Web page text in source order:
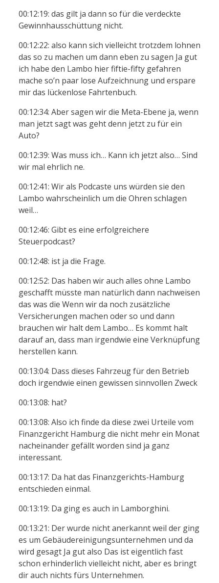
00:12:19: das gilt ja dann so für die verdeckte
Gewinnhausschüttung nicht.
00:12:22: also kann sich vielleicht trotzdem lohnen
das so zu machen um dann eben zu sagen Ja gut
ich habe den Lambo hier fiftie-fifty gefahren
mache so’n paar lose Aufzeichnung und erspare
mir das lückenlose Fahrtenbuch.
00:12:34: Aber sagen wir die Meta-Ebene ja, wenn
man jetzt sagt was geht denn jetzt zu für ein
Auto?
00:12:39: Was muss ich… Kann ich jetzt also… Sind
wir mal ehrlich ne.
00:12:41: Wir als Podcaste uns würden sie den
Lambo wahrscheinlich um die Ohren schlagen
weil…
00:12:46: Gibt es eine erfolgreichere
Steuerpodcast?
00:12:48: ist ja die Frage.
00:12:52: Das haben wir auch alles ohne Lambo
geschafft müsste man natürlich dann nachweisen
das was die Wenn wir da noch zusätzliche
Versicherungen machen oder so und dann
brauchen wir halt dem Lambo… Es kommt halt
darauf an, dass man irgendwie eine Verknüpfung
herstellen kann.
00:13:04: Dass dieses Fahrzeug für den Betrieb
doch irgendwie einen gewissen sinnvollen Zweck
00:13:08: hat?
00:13:08: Also ich finde da diese zwei Urteile vom
Finanzgericht Hamburg die nicht mehr ein Monat
nacheinander gefällt worden sind ja ganz
interessant.
00:13:17: Da hat das Finanzgerichts-Hamburg
entschieden einmal.
00:13:19: Da ging es auch in Lamborghini.
00:13:21: Der wurde nicht anerkannt weil der ging
es um Gebäudereinigungsunternehmen und da
wird gesagt Ja gut also Das ist eigentlich fast
schon erhinderlich vielleicht nicht, aber es bringt
dir auch nichts fürs Unternehmen.